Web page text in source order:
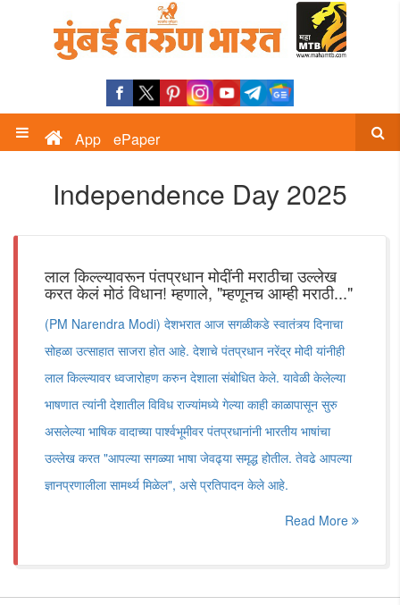
App ePaper
Independence Day 2025
लाल किल्ल्यावरून पंतप्रधान मोदींनी मराठीचा उल्लेख
करत केलं मोठं विधान! म्हणाले, "म्हणूनच आम्ही मराठी..."
(PM Narendra Modi) देशभरात आज सगळीकडे स्वातंत्र्य दिनाचा
सोहळा उत्साहात साजरा होत आहे. देशाचे पंतप्रधान नरेंद्र मोदी यांनीही
लाल किल्ल्यावर ध्वजारोहण करुन देशाला संबोधित केले. यावेळी केलेल्या
भाषणात त्यांनी देशातील विविध राज्यांमध्ये गेल्या काही काळापासून सुरु
असलेल्या भाषिक वादाच्या पार्श्वभूमीवर पंतप्रधानांनी भारतीय भाषांचा
उल्लेख करत "आपल्या सगळ्या भाषा जेवढ्या समृद्ध होतील. तेवढे आपल्या
ज्ञानप्रणालीला सामर्थ्य मिळेल", असे प्रतिपादन केले आहे.
Read More